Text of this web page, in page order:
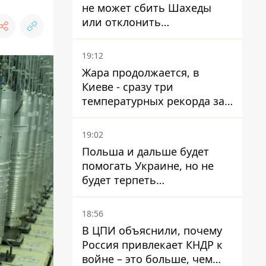
не может сбить Шахеды
или отклонить
баллистические ракеты
19:12
Жара продолжается, в
Киеве - сразу три
температурных рекорда за
день
19:02
Польша и дальше будет
помогать Украине, но не
будет терпеть
"бандеровскую символику" -
Навроцкий
18:56
В ЦПИ объяснили, почему
Россия привлекает КНДР к
войне – это больше, чем